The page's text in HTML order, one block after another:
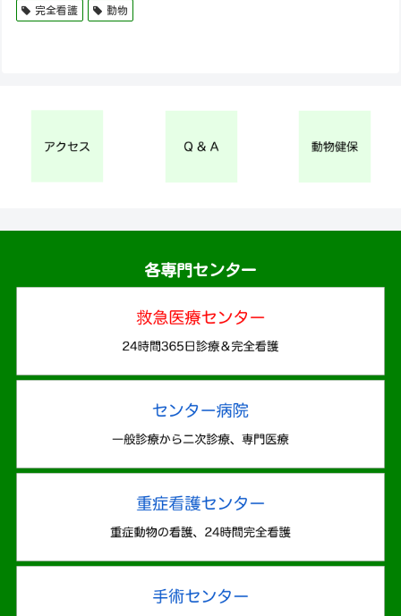
完全看護 動物
各専門センター